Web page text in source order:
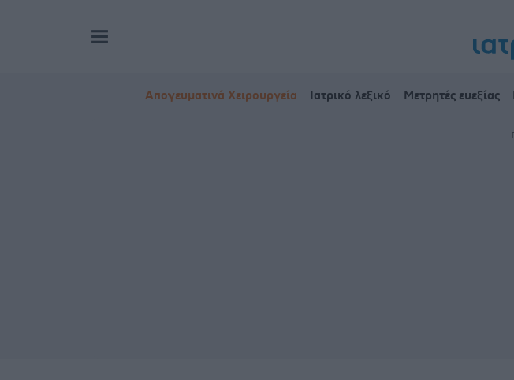
Απογευματινά Χειρουργεία Ιατρικό λεξικό Μετρητές ευεξίας